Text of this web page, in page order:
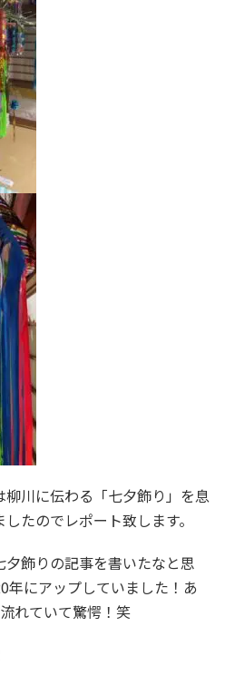
川に伝わる「七夕飾り」を息
たのでレポート致します。
飾りの記事を書いたなと思
年にアップしていました！あ
れていて驚愕！笑